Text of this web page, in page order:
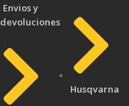
Envios y
devoluciones
Husqvarna